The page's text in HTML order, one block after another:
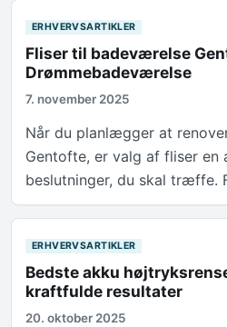
ERHVERVSARTIKLER
Fliser til badeværelse
Drømmebadeværelse
7. november 2025
Når du planlægger at
Gentofte, er valg af fliser en
beslutninger, du skal træffe.
ERHVERVSARTIKLER
Bedste akku
kraftfulde resultater
20. oktober 2025